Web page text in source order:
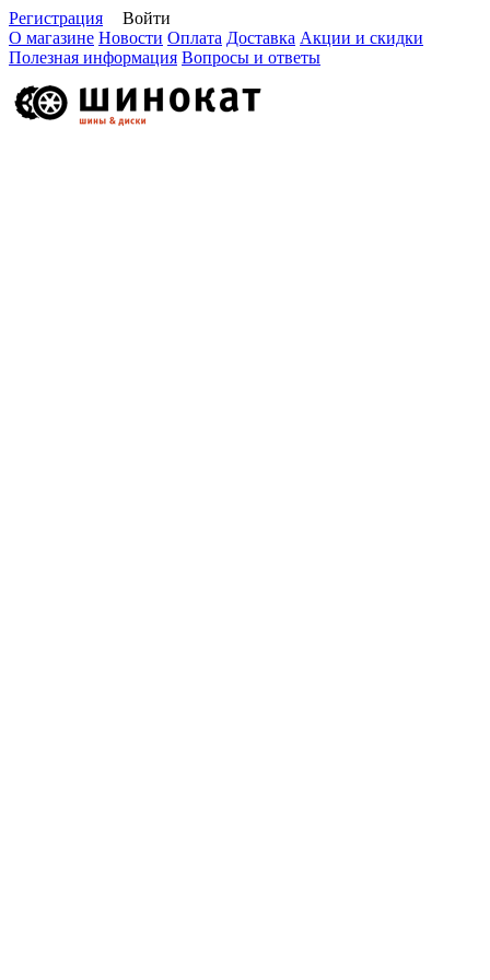
Регистрация
Войти
О магазине Новости Оплата Доставка Акции и скидки
Полезная информация Вопросы и ответы